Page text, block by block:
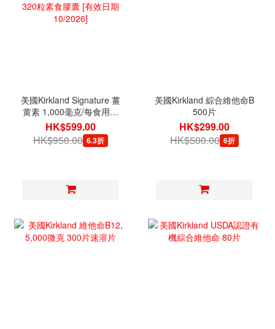
美國Kirkland Signature 薑
黄素 1,000毫克/每食用份
期 10/2026]
HK$599.00
HK$950.00 6.3折
美國Kirkland 綜合維他命B
500片
HK$299.00
HK$500.00 6折